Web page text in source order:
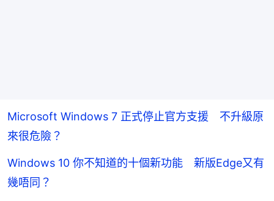
Microsoft Windows 7 正式停止官方支援 不升級原
來很危險？
Windows 10 你不知道的十個新功能 新版Edge又有
幾唔同？